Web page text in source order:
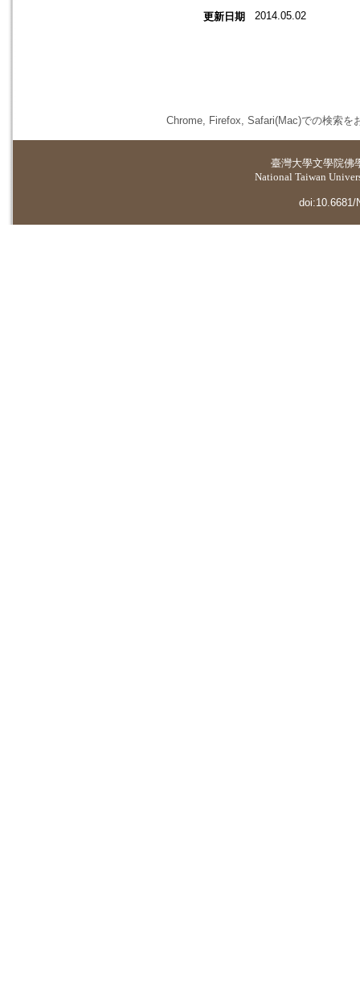
更新日期 2014.05.02
Chrome, Firefox, Safari(Mac)での検索を
臺灣大學文學院佛
National Taiwan
doi:10.6681/